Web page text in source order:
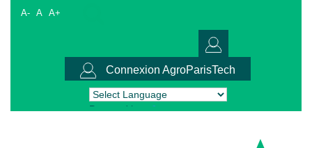
A- A A+
Connexion AgroParisTech
Powered by Translate